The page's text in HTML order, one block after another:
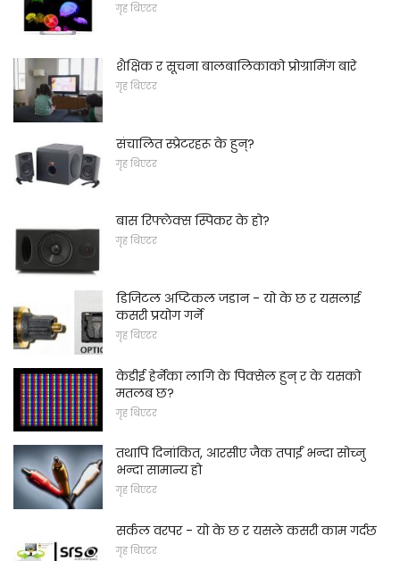
गृह थिएटर
शैक्षिक र सूचना बालबालिकाको प्रोग्रामिंग बारे
गृह थिएटर
संचालित स्प्रेटरहरू के हुन्?
गृह थिएटर
बास रिफ्लेक्स स्पिकर के हो?
गृह थिएटर
डिजिटल अप्टिकल जडान - यो के छ र यसलाई
कसरी प्रयोग गर्ने
गृह थिएटर
केडीई हेर्नेका लागि के पिक्सेल हुन् र के यसको
मतलब छ?
गृह थिएटर
तथापि दिनांकित, आरसीए जैक तपाईं भन्दा सोच्नु
भन्दा सामान्य हो
गृह थिएटर
सर्कल वरपर - यो के छ र यसले कसरी काम गर्दछ
गृह थिएटर